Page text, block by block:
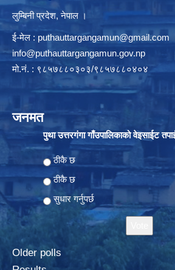
लुम्बिनी प्रदेश, नेपाल ।
ई-मेल : puthauttargangamun@gmail.com
info@puthauttargangamun.gov.np
मो.नं. : ९८५७८८०३०३/९८५७८८०४०४
जनमत
पुथा उत्तरगंगा गाँउपालिकाको वेइसाईट
Choices
ठीकै छ
ठीकै छ
सुधार गर्नुपर्छ
Older polls